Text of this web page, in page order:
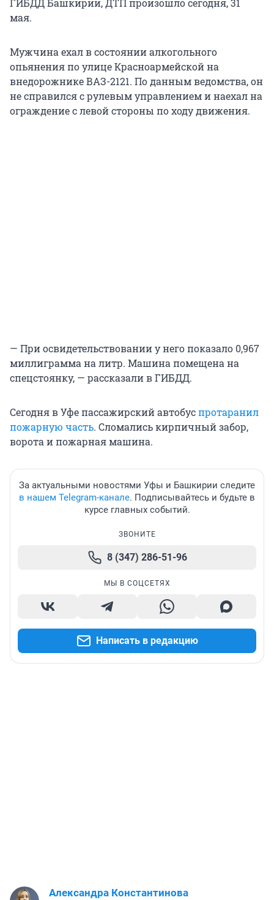
ГИБДД Башкирии, ДТП произошло сегодня, 31
мая.
Мужчина ехал в состоянии алкогольного
опьянения по улице Красноармейской на
внедорожнике ВАЗ-2121. По данным ведомства, он
не справился с рулевым управлением и наехал на
ограждение с левой стороны по ходу движения.
— При освидетельствовании у него показало 0,967
миллиграмма на литр. Машина помещена на
спецстоянку, — рассказали в ГИБДД.
Сегодня в Уфе пассажирский автобуспротаранил
пожарную часть. Сломались кирпичный забор,
ворота и пожарная машина.
За актуальными новостями Уфы и Башкирии следите
в нашем Telegram-канале. Подписывайтесь и будьте в
курсе главных событий.
ЗВОНИТЕ
8 (347) 286-51-96
МЫ В СОЦСЕТЯХ
Написать в редакцию
Александра Константинова